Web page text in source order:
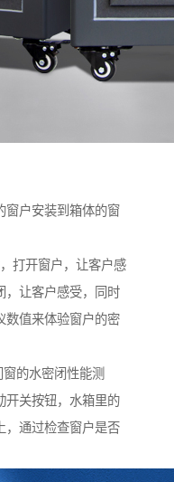
窗户安装到箱体的窗
打开窗户，让客户感
，让客户感受，同时
数值来体验窗户的密
窗的水密闭性能测
开关按钮，水箱里的
，通过检查窗户是否